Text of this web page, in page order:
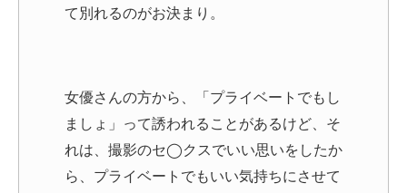
て別れるのがお決まり。
女優さんの方から、「プライベートでもし
ましょ」って誘われることがあるけど、そ
れは、撮影のセ◯クスでいい思いをしたか
ら、プライベートでもいい気持ちにさせて